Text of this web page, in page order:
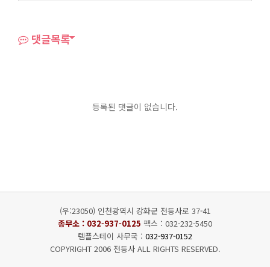
댓글목록
등록된 댓글이 없습니다.
(우:23050) 인천광역시 강화군 전등사로 37-41
종무소 : 032-937-0125 팩스 : 032-232-5450
템플스테이 사무국 : 032-937-0152
COPYRIGHT 2006 전등사 ALL RIGHTS RESERVED.